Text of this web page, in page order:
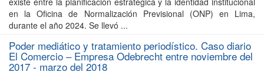
en la Oficina de Normalización Previsional (ONP) en Lima,
durante el año 2024. Se llevó ...
Poder mediático y tratamiento periodístico. Caso diario
El Comercio – Empresa Odebrecht entre noviembre del
2017 - marzo del 2018